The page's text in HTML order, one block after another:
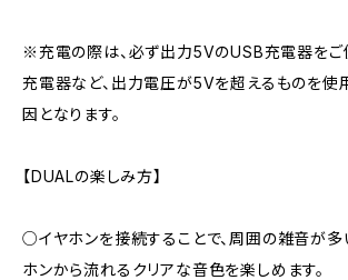
※充電の際は、必ず出力5VのUSB充電器をご
充電器など、出力電圧が5Vを超えるものを使
因となります。
【DUALの楽しみ方】
○イヤホンを接続することで、周囲の雑音が多
ホンから流れるクリアな音色を楽しめます。